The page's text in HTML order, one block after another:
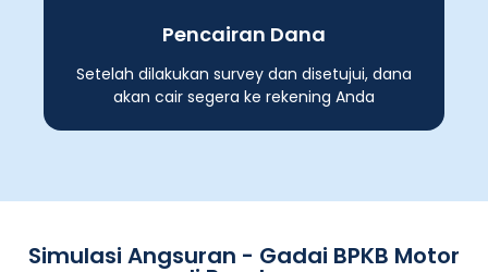
Pencairan Dana
Setelah dilakukan survey dan disetujui, dana
akan cair segera ke rekening Anda
Simulasi Angsuran - Gadai BPKB Motor